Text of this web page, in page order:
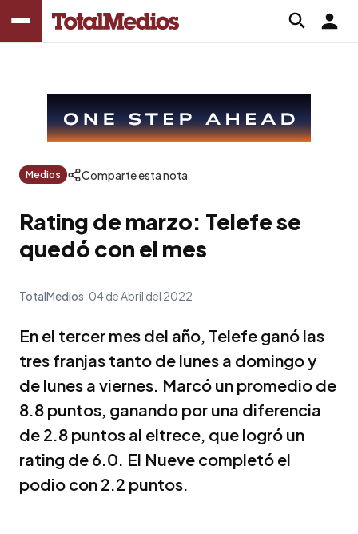
Medios Comparte esta nota
Rating de marzo: Telefe se
quedó con el mes
TotalMedios 04 de Abril del 2022
En el tercer mes del año, Telefe ganó las
tres franjas tanto de lunes a domingo y
de lunes a viernes. Marcó un promedio de
8.8 puntos, ganando por una diferencia
de 2.8 puntos al eltrece, que logró un
rating de 6.0. El Nueve completó el
podio con 2.2 puntos.